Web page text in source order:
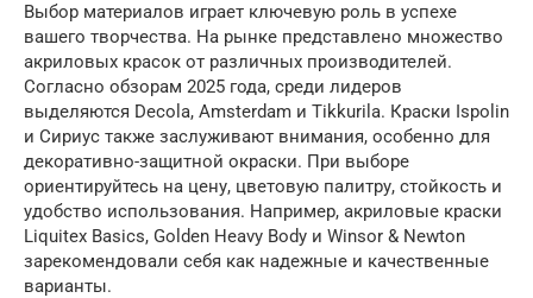
Выбор материалов играет ключевую роль в успехе
вашего творчества. На рынке представлено множество
акриловых красок от различных производителей.
Согласно обзорам 2025 года, среди лидеров
выделяются Decola, Amsterdam и Tikkurila. Краски Ispolin
и Сириус также заслуживают внимания, особенно для
декоративно-защитной окраски. При выборе
ориентируйтесь на цену, цветовую палитру, стойкость и
удобство использования. Например, акриловые краски
Liquitex Basics, Golden Heavy Body и Winsor & Newton
зарекомендовали себя как надежные и качественные
варианты.